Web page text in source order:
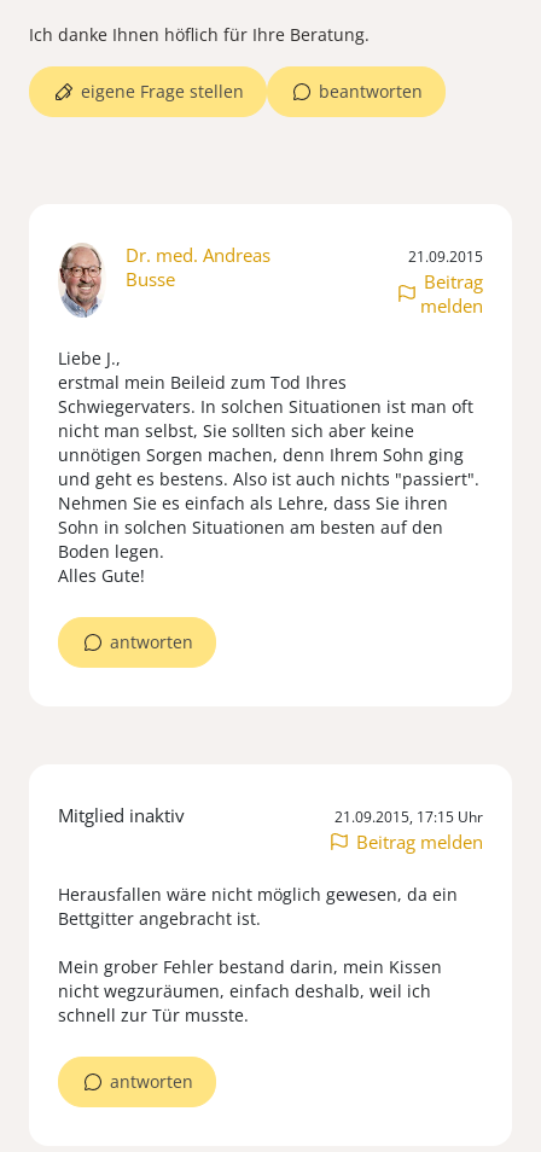
Ich danke Ihnen höflich für Ihre Beratung.
beantworten
eigene Frage stellen
Dr. med. Andreas
Busse
21.09.2015
Beitrag
melden
Liebe J.,
erstmal mein Beileid zum Tod Ihres
Schwiegervaters. In solchen Situationen ist man oft
nicht man selbst, Sie sollten sich aber keine
unnötigen Sorgen machen, denn Ihrem Sohn ging
und geht es bestens. Also ist auch nichts "passiert".
Nehmen Sie es einfach als Lehre, dass Sie ihren
Sohn in solchen Situationen am besten auf den
Boden legen.
Alles Gute!
antworten
Mitglied inaktiv 21.09.2015, 17:15 Uhr
Beitrag melden
Herausfallen wäre nicht möglich gewesen, da ein
Bettgitter angebracht ist.
Mein grober Fehler bestand darin, mein Kissen
nicht wegzuräumen, einfach deshalb, weil ich
schnell zur Tür musste.
antworten